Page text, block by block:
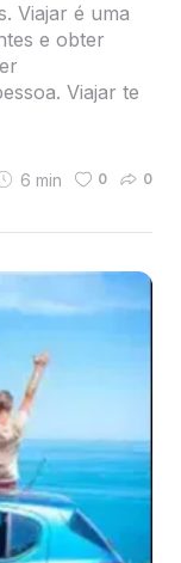
Viajar é uma
e obter
Viajar te
6 min 0 0